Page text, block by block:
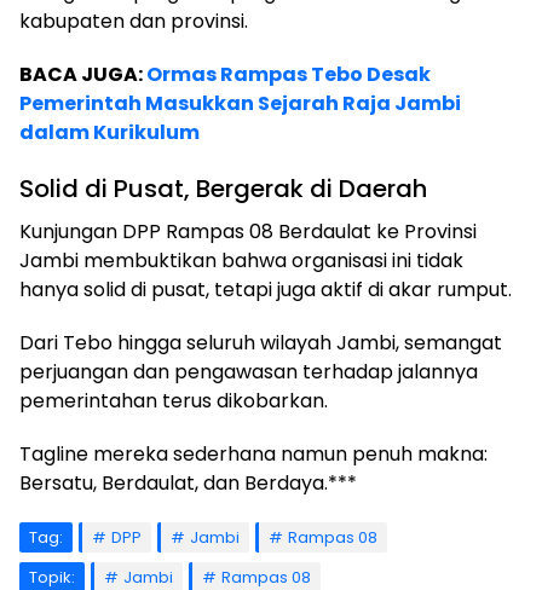
kabupaten dan provinsi.
BACA JUGA:Ormas Rampas Tebo Desak
Pemerintah Masukkan Sejarah Raja Jambi
dalam Kurikulum
Solid di Pusat, Bergerak di Daerah
Kunjungan DPP Rampas 08 Berdaulat ke Provinsi
Jambi membuktikan bahwa organisasi ini tidak
hanya solid di pusat, tetapi juga aktif di akar rumput.
Dari Tebo hingga seluruh wilayah Jambi, semangat
perjuangan dan pengawasan terhadap jalannya
pemerintahan terus dikobarkan.
Tagline mereka sederhana namun penuh makna:
Bersatu, Berdaulat, dan Berdaya.***
Tag: DPP Jambi
Rampas 08
Topik:
Jambi Rampas 08